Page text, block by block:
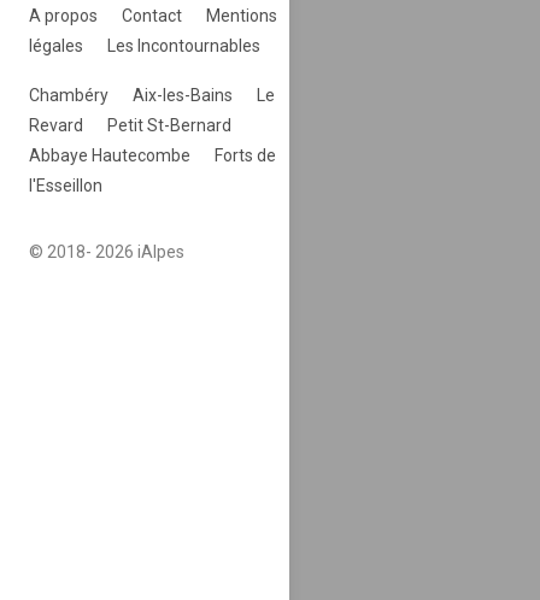
A propos Contact
Mentions
légales
Les Incontournables
Chambéry Aix-les-Bains
Le
Revard
Petit St-Bernard
Abbaye Hautecombe
Forts de
l'Esseillon
© 2018- 2026 iAlpes